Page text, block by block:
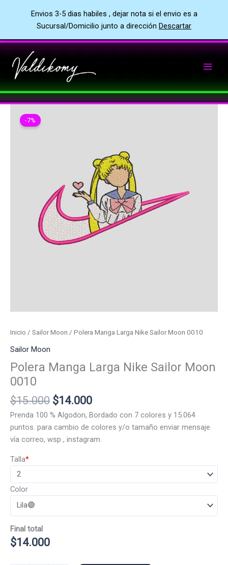
Envios 3-5 dias habiles , dejar nota si el envio es a
Sucursal/Domicilio junto a dirección Descartar
al
contenido
-7%
Inicio / Sailor Moon / Polera Manga Larga Nike Sailor Moon 0010
Sailor Moon
Polera Manga Larga Nike Sailor Moon
0010
$15.000 El
precio
original
era:
$14.000El
precio
actual
es:
Prenda 100 % Algodon, Bordado con 7 colores y 15.064
puntos. para cambio de colores y/o tamaño enviar mensaje
vía correo, wsp , instagram.
*
Talla
Color
Final total
$14.000